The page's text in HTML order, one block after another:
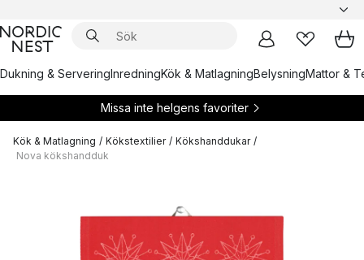
Dukning & ServeringInredningKök & MatlagningBelysningMattor &
Missa inte helgens favoriter
Kök & Matlagning / Kökstextilier / Kökshanddukar /
Nova kökshandduk